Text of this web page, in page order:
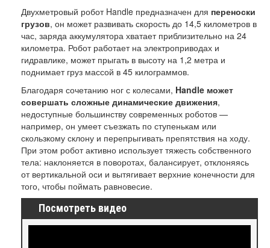
Двухметровый робот Handle предназначен для переноски
грузов, он может развивать скорость до 14,5 километров в
час, заряда аккумулятора хватает приблизительно на 24
километра. Робот работает на электроприводах и
гидравлике, может прыгать в высоту на 1,2 метра и
поднимает груз массой в 45 килограммов.
Благодаря сочетанию ног с колесами, Handle может
совершать сложные динамические движения,
недоступные большинству современных роботов —
например, он умеет съезжать по ступенькам или
скользкому склону и перепрыгивать препятствия на ходу.
При этом робот активно использует тяжесть собственного
тела: наклоняется в поворотах, балансирует, отклоняясь
от вертикальной оси и вытягивает верхние конечности для
того, чтобы поймать равновесие.
Посмотреть видео